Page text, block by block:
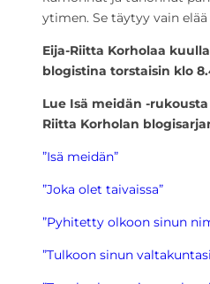
ytimen. Se täytyy vain elää
Eija-Riitta Korholaa
blogistina torstaisin klo
Lue Isä meidän -
Riitta Korholan
”Isä meidän”
”Joka olet taivaissa”
”Pyhitetty olkoon sinun
”Tulkoon sinun